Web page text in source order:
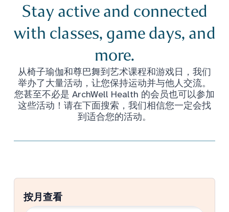
Stay active and connected
with classes, game days, and
more.
从椅子瑜伽和尊巴舞到艺术课程和游戏日，我们
举办了大量活动，让您保持运动并与他人交流。
您甚至不必是 ArchWell Health 的会员也可以参加
这些活动！请在下面搜索，我们相信您一定会找
到适合您的活动。
按月查看